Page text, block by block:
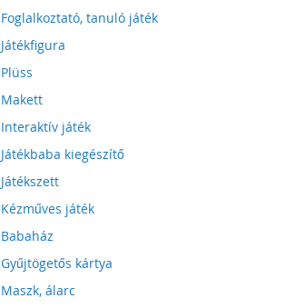
Foglalkoztató, tanuló játék
Játékfigura
Plüss
Makett
Interaktív játék
Játékbaba kiegészítő
Játékszett
Kézműves játék
Babaház
Gyűjtögetős kártya
Maszk, álarc